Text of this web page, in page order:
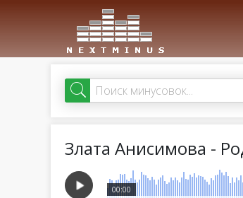
Злата Анисимова -
00:00